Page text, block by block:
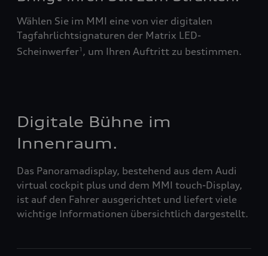
Wählen Sie im MMI eine von vier digitalen
Tagfahrlichtsignaturen der Matrix LED-
Scheinwerfer1 , um Ihren Auftritt zu bestimmen.
Digitale Bühne im
Innenraum.
Das Panoramadisplay, bestehend aus dem Audi
virtual cockpit plus und dem MMI touch-Display,
ist auf den Fahrer ausgerichtet und liefert viele
wichtige Informationen übersichtlich dargestellt.